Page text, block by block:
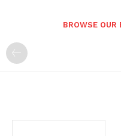
BROWSE OUR